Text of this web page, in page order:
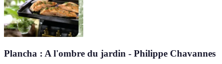
Plancha : A l'ombre du jardin - Philippe Chavannes